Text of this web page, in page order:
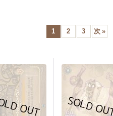
1 2 3 次 »